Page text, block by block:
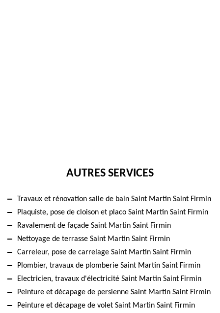
AUTRES SERVICES
Travaux et rénovation salle de bain Saint Martin Saint Firmin
Plaquiste, pose de cloison et placo Saint Martin Saint Firmin
Ravalement de façade Saint Martin Saint Firmin
Nettoyage de terrasse Saint Martin Saint Firmin
Carreleur, pose de carrelage Saint Martin Saint Firmin
Plombier, travaux de plomberie Saint Martin Saint Firmin
Electricien, travaux d'électricité Saint Martin Saint Firmin
Peinture et décapage de persienne Saint Martin Saint Firmin
Peinture et décapage de volet Saint Martin Saint Firmin